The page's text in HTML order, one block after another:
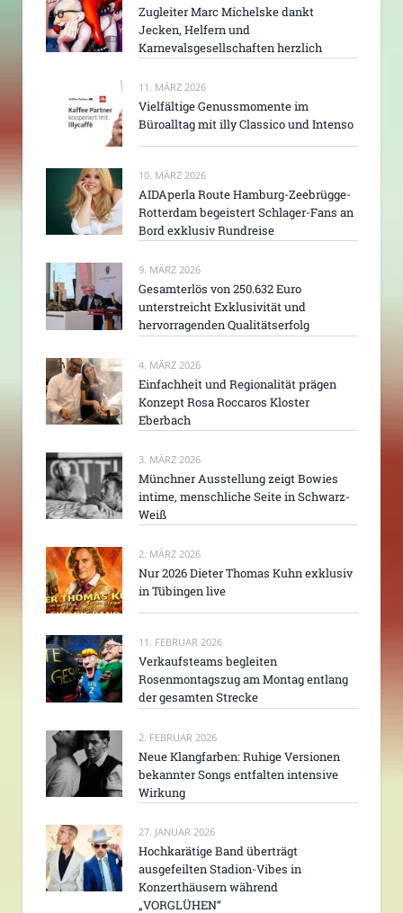
Zugleiter Marc Michelske dankt
Jecken, Helfern und
Karnevalsgesellschaften herzlich
11. MÄRZ 2026
Vielfältige Genussmomente im
Büroalltag mit illy Classico und Intenso
10. MÄRZ 2026
AIDAperla Route Hamburg-Zeebrügge-
Rotterdam begeistert Schlager-Fans an
Bord exklusiv Rundreise
9. MÄRZ 2026
Gesamterlös von 250.632 Euro
unterstreicht Exklusivität und
hervorragenden Qualitätserfolg
4. MÄRZ 2026
Einfachheit und Regionalität prägen
Konzept Rosa Roccaros Kloster
Eberbach
3. MÄRZ 2026
Münchner Ausstellung zeigt Bowies
intime, menschliche Seite in Schwarz-
Weiß
2. MÄRZ 2026
Nur 2026 Dieter Thomas Kuhn exklusiv
in Tübingen live
11. FEBRUAR 2026
Verkaufsteams begleiten
Rosenmontagszug am Montag entlang
der gesamten Strecke
2. FEBRUAR 2026
Neue Klangfarben: Ruhige Versionen
bekannter Songs entfalten intensive
Wirkung
27. JANUAR 2026
Hochkarätige Band überträgt
ausgefeilten Stadion-Vibes in
Konzerthäusern während
„VORGLÜHEN“